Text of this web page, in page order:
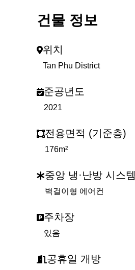
건물 정보
위치
Tan Phu District
준공년도
2021
전용면적 (기준층)
176m²
중앙 냉·난방 시스템
벽걸이형 에어컨
주차장
있음
공휴일 개방